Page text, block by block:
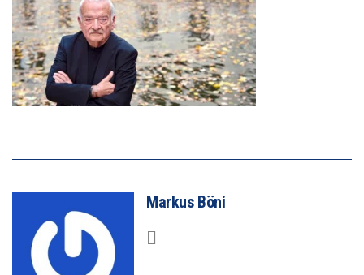
Markus Böni